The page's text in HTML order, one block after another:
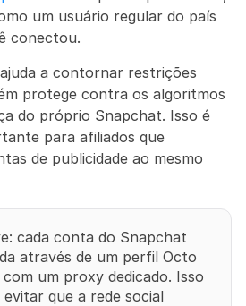
um usuário regular do país
conectou.
a contornar restrições
protege contra os algoritmos
do próprio Snapchat. Isso é
para afiliados que
de publicidade ao mesmo
cada conta do Snapchat
através de um perfil Octo
um proxy dedicado. Isso
que a rede social